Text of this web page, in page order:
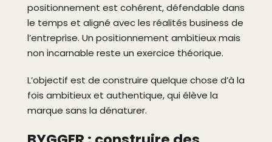
positionnement est cohérent, défendable dans
le temps et aligné avec les réalités business de
l’entreprise. Un positionnement ambitieux mais
non incarnable reste un exercice théorique.
L’objectif est de construire quelque chose d’à la
fois ambitieux et authentique, qui élève la
marque sans la dénaturer.